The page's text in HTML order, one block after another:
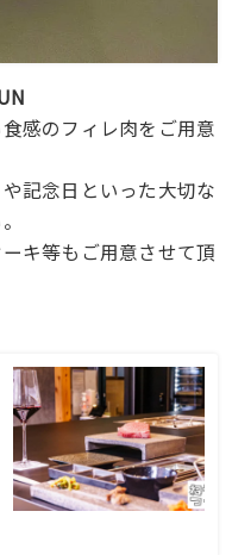
感のフィレ肉をご用意
記念日といった大切な
キ等もご用意させて頂